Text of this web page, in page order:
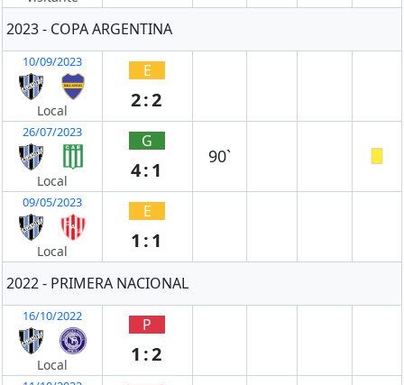
2023 - COPA ARGENTINA
10/09/2023
Local
E
2:2
26/07/2023
Local
G
4:1
90`
09/05/2023
Local
E
1:1
2022 - PRIMERA NACIONAL
16/10/2022
Local
P
1:2